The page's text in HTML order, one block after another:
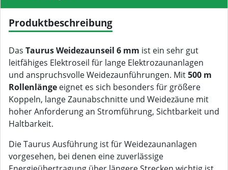
Produktbeschreibung
Das Taurus Weidezaunseil 6 mm ist ein sehr gut
leitfähiges Elektroseil für lange Elektrozaunanlagen
und anspruchsvolle Weidezaunführungen. Mit500 m
Rollenlänge eignet es sich besonders für größere
Koppeln, lange Zaunabschnitte und Weidezäune mit
hoher Anforderung an Stromführung, Sichtbarkeit und
Haltbarkeit.
Die Taurus Ausführung ist für Weidezaunanlagen
vorgesehen, bei denen eine zuverlässige